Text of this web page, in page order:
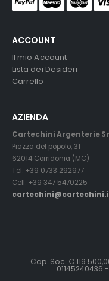
ACCOUNT
Il mio Account
Lista dei Desideri
Carrello
AZIENDA
Cartechini Argenterie
Piazza del popolo, 31
62014 Corridonia (MC)
Tel. +39 0733 292977
Cell. +39 347 5470225
Cap. Soc. €
01145240436 -